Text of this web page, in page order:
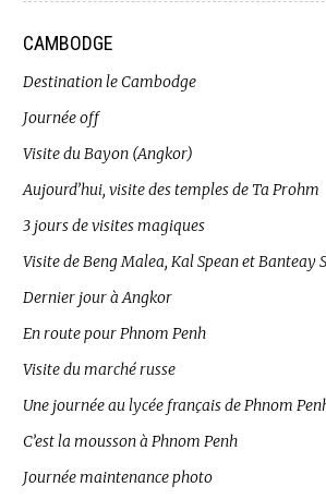
CAMBODGE
Destination le Cambodge
Journée off
Visite du Bayon (Angkor)
Aujourd’hui, visite des temples de Ta Prohm
3 jours de visites magiques
Visite de Beng Malea, Kal Spean et Banteay
Dernier jour à Angkor
En route pour Phnom Penh
Visite du marché russe
Une journée au lycée français de Phnom
C’est la mousson à Phnom Penh
Journée maintenance photo